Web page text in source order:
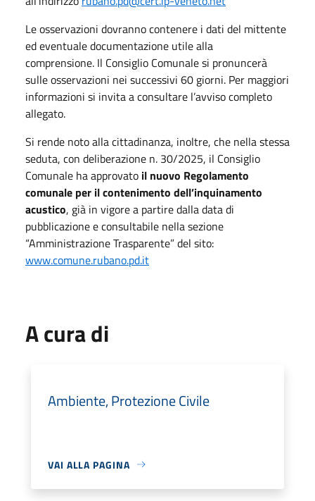
Le osservazioni dovranno contenere i dati del mittente
ed eventuale documentazione utile alla
comprensione. Il Consiglio Comunale si pronuncerà
sulle osservazioni nei successivi 60 giorni. Per maggiori
informazioni si invita a consultare l’avviso completo
allegato.
Si rende noto alla cittadinanza, inoltre, che nella stessa
seduta, con deliberazione n. 30/2025, il Consiglio
Comunale ha approvato il nuovo Regolamento
comunale per il contenimento dell’inquinamento
acustico, già in vigore a partire dalla data di
pubblicazione e consultabile nella sezione
“Amministrazione Trasparente” del sito:
www.comune.rubano.pd.it
A cura di
Ambiente, Protezione Civile
VAI ALLA PAGINA